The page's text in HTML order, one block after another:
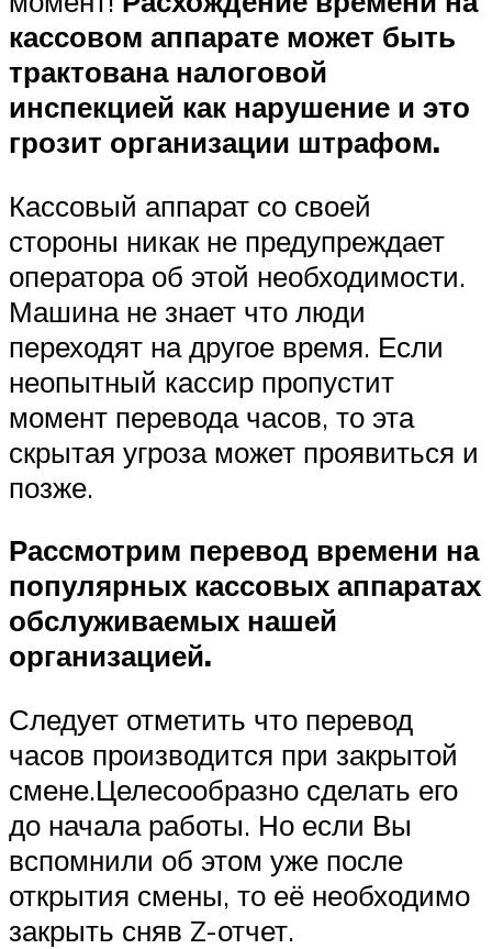
кассовом аппарате может быть
трактована налоговой
инспекцией как нарушение и это
грозит организации штрафом.
Кассовый аппарат со своей
стороны никак не предупреждает
оператора об этой необходимости.
Машина не знает что люди
переходят на другое время. Если
неопытный кассир пропустит
момент перевода часов, то эта
скрытая угроза может проявиться и
позже.
Рассмотрим перевод времени на
популярных кассовых аппаратах
обслуживаемых нашей
организацией.
Следует отметить что перевод
часов производится при закрытой
смене.Целесообразно сделать его
до начала работы. Но если Вы
вспомнили об этом уже после
открытия смены, то её необходимо
закрыть сняв Z-отчет.